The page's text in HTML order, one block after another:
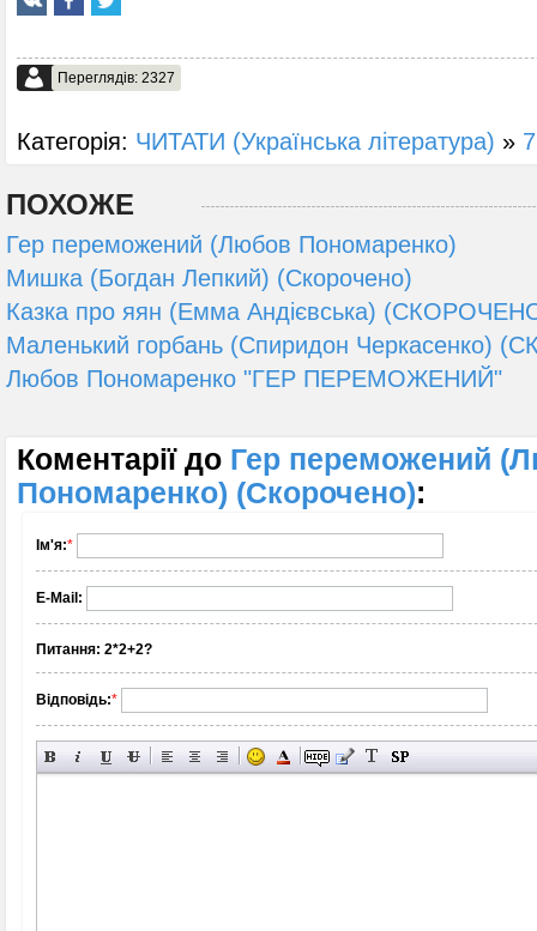
Переглядів: 2327
Категорія: ЧИТАТИ (Українська література) »
ПОХОЖЕ
Гер переможений (Любов Пономаренко)
Мишка (Богдан Лепкий) (Скорочено)
Казка про яян (Емма Андієвська)
Маленький горбань (Спиридон Черкасенко)
Любов Пономаренко "ГЕР ПЕРЕМОЖЕНИЙ"
Коментарії до Гер переможений
Пономаренко) (Скорочено):
Ім'я:*
E-Mail:
Питання: 2*2+2?
Відповідь:*